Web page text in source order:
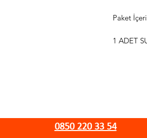
Paket
1 ADET
0850 220 33 54